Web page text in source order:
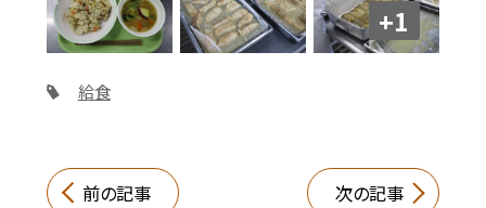
+1
給食
前の記事 次の記事